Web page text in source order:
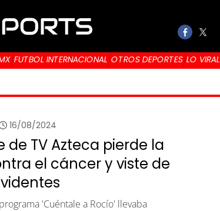
FUTBOL INTERNACIONAL OTROS DEPORTES LO VIRAL
16/08/2024
de TV Azteca pierde la
el cáncer y viste de
'Cuéntale a Rocío' llevaba